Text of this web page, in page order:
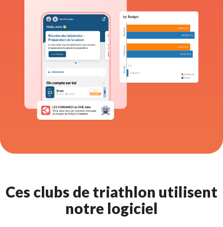
Ces clubs de triathlon utilisent
notre logiciel